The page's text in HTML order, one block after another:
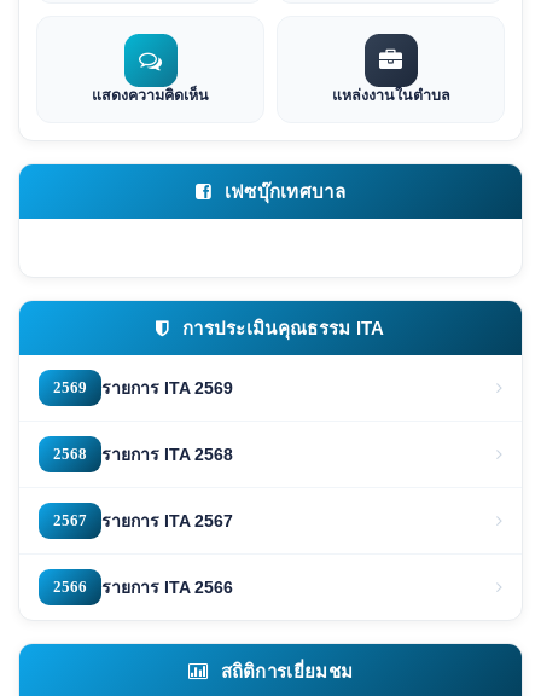
แสดงความคิดเห็น แหล่งงานในตำบล
เฟซบุ๊กเทศบาล
การประเมินคุณธรรม ITA
2569 รายการ ITA 2569
2568 รายการ ITA 2568
2567 รายการ ITA 2567
2566 รายการ ITA 2566
สถิติการเยี่ยมชม